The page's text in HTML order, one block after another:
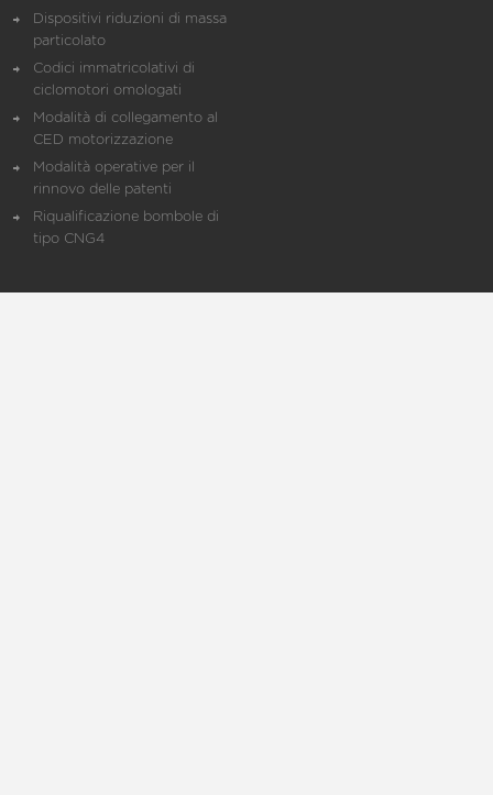
Dispositivi riduzioni di massa
particolato
Codici immatricolativi di
ciclomotori omologati
Modalità di collegamento al
CED motorizzazione
Modalità operative per il
rinnovo delle patenti
Riqualificazione bombole di
tipo CNG4